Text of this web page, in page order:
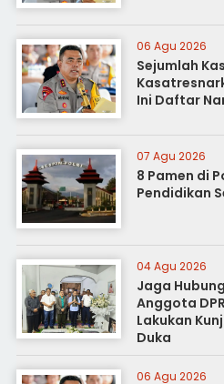
06 Agu 2026
Sejumlah
Ini Daftar
07 Agu 2026
8 Pamen di
Pendidikan
04 Agu 2026
Jaga
Anggota
Lakukan
Duka
06 Agu 2026